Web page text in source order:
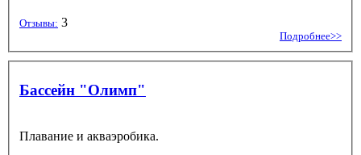
Отзывы: 3
Подробнее>>
Бассейн "Олимп"
Плавание и акваэробика.